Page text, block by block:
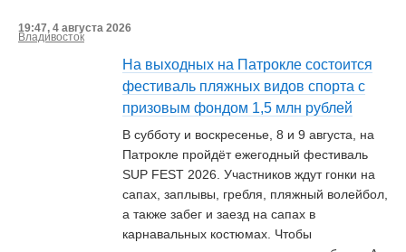
19:47, 4 августа 2026
Владивосток
На выходных на Патрокле состоится
фестиваль пляжных видов спорта с
призовым фондом 1,5 млн рублей
В субботу и воскресенье, 8 и 9 августа, на
Патрокле пройдёт ежегодный фестиваль
SUP FEST 2026. Участников ждут гонки на
сапах, заплывы, гребля, пляжный волейбол,
а также забег и заезд на сапах в
карнавальных костюмах. Чтобы